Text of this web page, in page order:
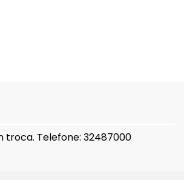
troca. Telefone: 32487000